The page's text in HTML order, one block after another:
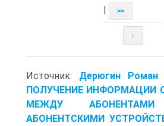
>>
↑
Источник: Дерюгин Роман
ПОЛУЧЕНИЕ ИНФОРМАЦИИ
МЕЖДУ
АБОНЕНТСКИМИ